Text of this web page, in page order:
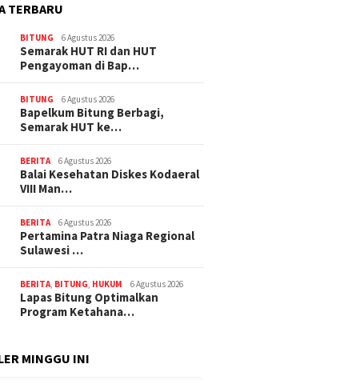
TERBARU
BITUNG 6 Agustus 2026
Semarak HUT RI dan HUT
Pengayoman di Bap…
BITUNG 6 Agustus 2026
‎Bapelkum Bitung Berbagi,
Semarak HUT ke…
BERITA 6 Agustus 2026
Balai Kesehatan Diskes Kodaeral
VIII Man…
BERITA 6 Agustus 2026
Pertamina Patra Niaga Regional
Sulawesi …
BERITA, BITUNG, HUKUM 6 Agustus 2026
Lapas Bitung Optimalkan
Program Ketahana…
MINGGU INI